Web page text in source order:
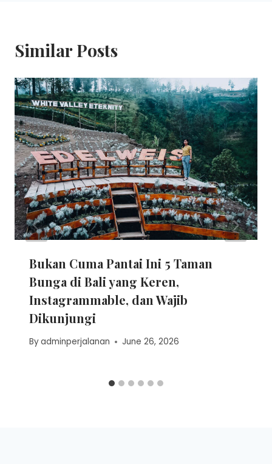
Similar Posts
Bukan Cuma Pantai Ini 5 Taman
Bunga di Bali yang Keren,
Instagrammable, dan Wajib
Dikunjungi
Byadminperjalanan June 26, 2026